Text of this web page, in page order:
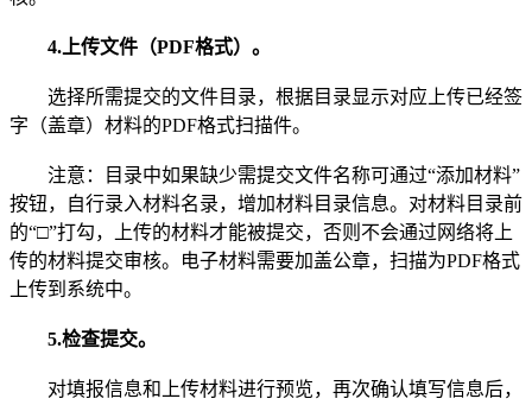
4.上传文件（PDF格式）。
选择所需提交的文件目录，根据目录显示对应上传已经签
字（盖章）材料的PDF格式扫描件。
注意：目录中如果缺少需提交文件名称可通过“添加材料”
按钮，自行录入材料名录，增加材料目录信息。对材料目录前
的“□”打勾，上传的材料才能被提交，否则不会通过网络将上
传的材料提交审核。电子材料需要加盖公章，扫描为PDF格式
上传到系统中。
5.检查提交。
对填报信息和上传材料进行预览，再次确认填写信息后，